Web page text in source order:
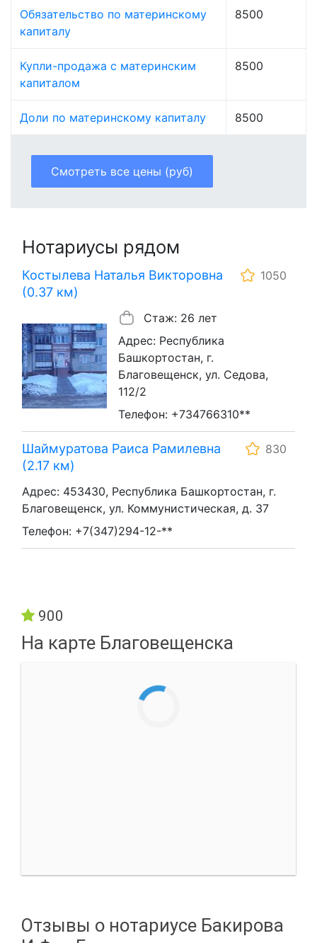
Обязательство по материнскому
капиталу
8500
Купли-продажа с материнским
капиталом
8500
Доли по материнскому капиталу 8500
Смотреть все цены (руб)
Нотариусы рядом
Костылева Наталья Викторовна
(0.37 км)
1050
Стаж: 26 лет
Адрес: Республика
Башкортостан, г.
Благовещенск, ул. Седова,
112/2
Телефон: +734766310**
Шаймуратова Раиса Рамилевна
(2.17 км)
830
Адрес: 453430, Республика Башкортостан, г.
Благовещенск, ул. Коммунистическая, д. 37
Телефон: +7(347)294-12-**
900
На карте Благовещенска
Отзывы о нотариусе Бакирова